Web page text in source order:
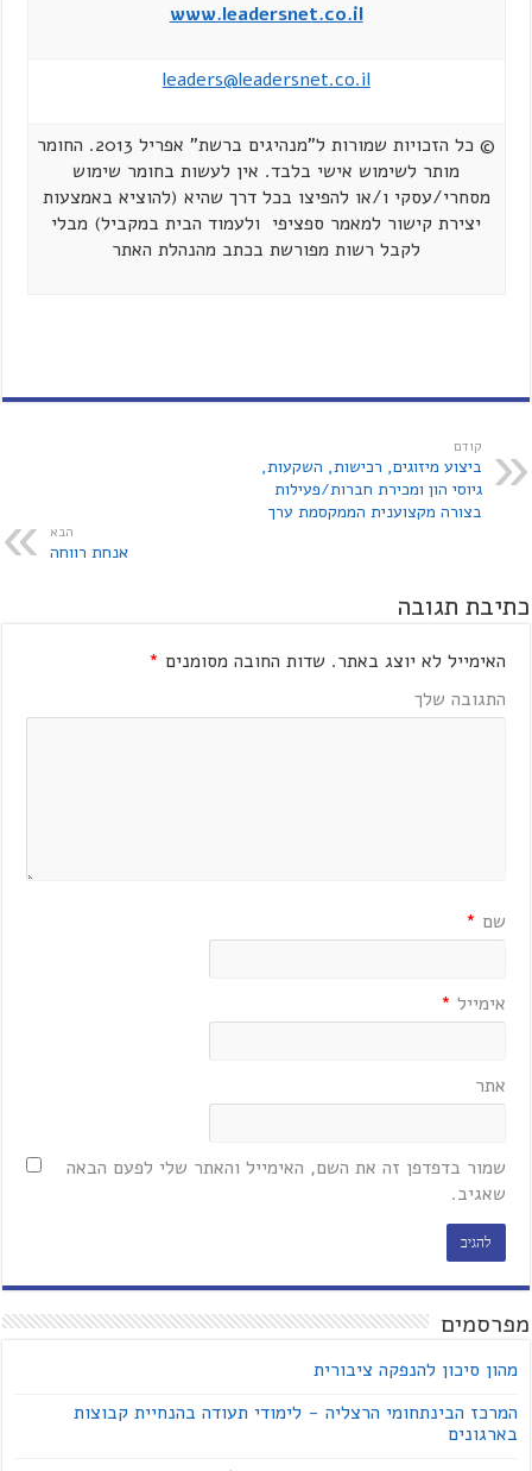
www.leadersnet.co.il
leaders@leadersnet.co.il
© כל הזכויות שמורות ל"מנהיגים ברשת" אפריל 2013. החומר
מותר לשימוש אישי בלבד. אין לעשות בחומר שימוש
מסחרי/עסקי ו/או להפיצו בכל דרך שהיא (להוציא באמצעות
יצירת קישור למאמר ספציפי ולעמוד הבית במקביל) מבלי
לקבל רשות מפורשת בכתב מהנהלת האתר
קודם
ביצוע מיזוגים, רכישות, השקעות,
גיוסי הון ומכירת חברות/פעילות
בצורה מקצוענית הממקסמת ערך
הבא
אנחת רווחה
כתיבת תגובה
האימייל לא יוצג באתר. שדות החובה מסומנים *
התגובה שלך
שם *
אימייל *
אתר
שמור בדפדפן זה את השם, האימייל והאתר שלי לפעם הבאה
שאגיב.
מפרסמים
מהון סיכון להנפקה ציבורית
המרכז הבינתחומי הרצליה - לימודי תעודה בהנחיית קבוצות
בארגונים